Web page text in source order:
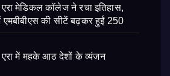
मेडिकल कॉलेज ने रचा इतिहास,
की सीटें बढ़कर हुईं 250
एरा में महके आठ देशों के व्यंजन